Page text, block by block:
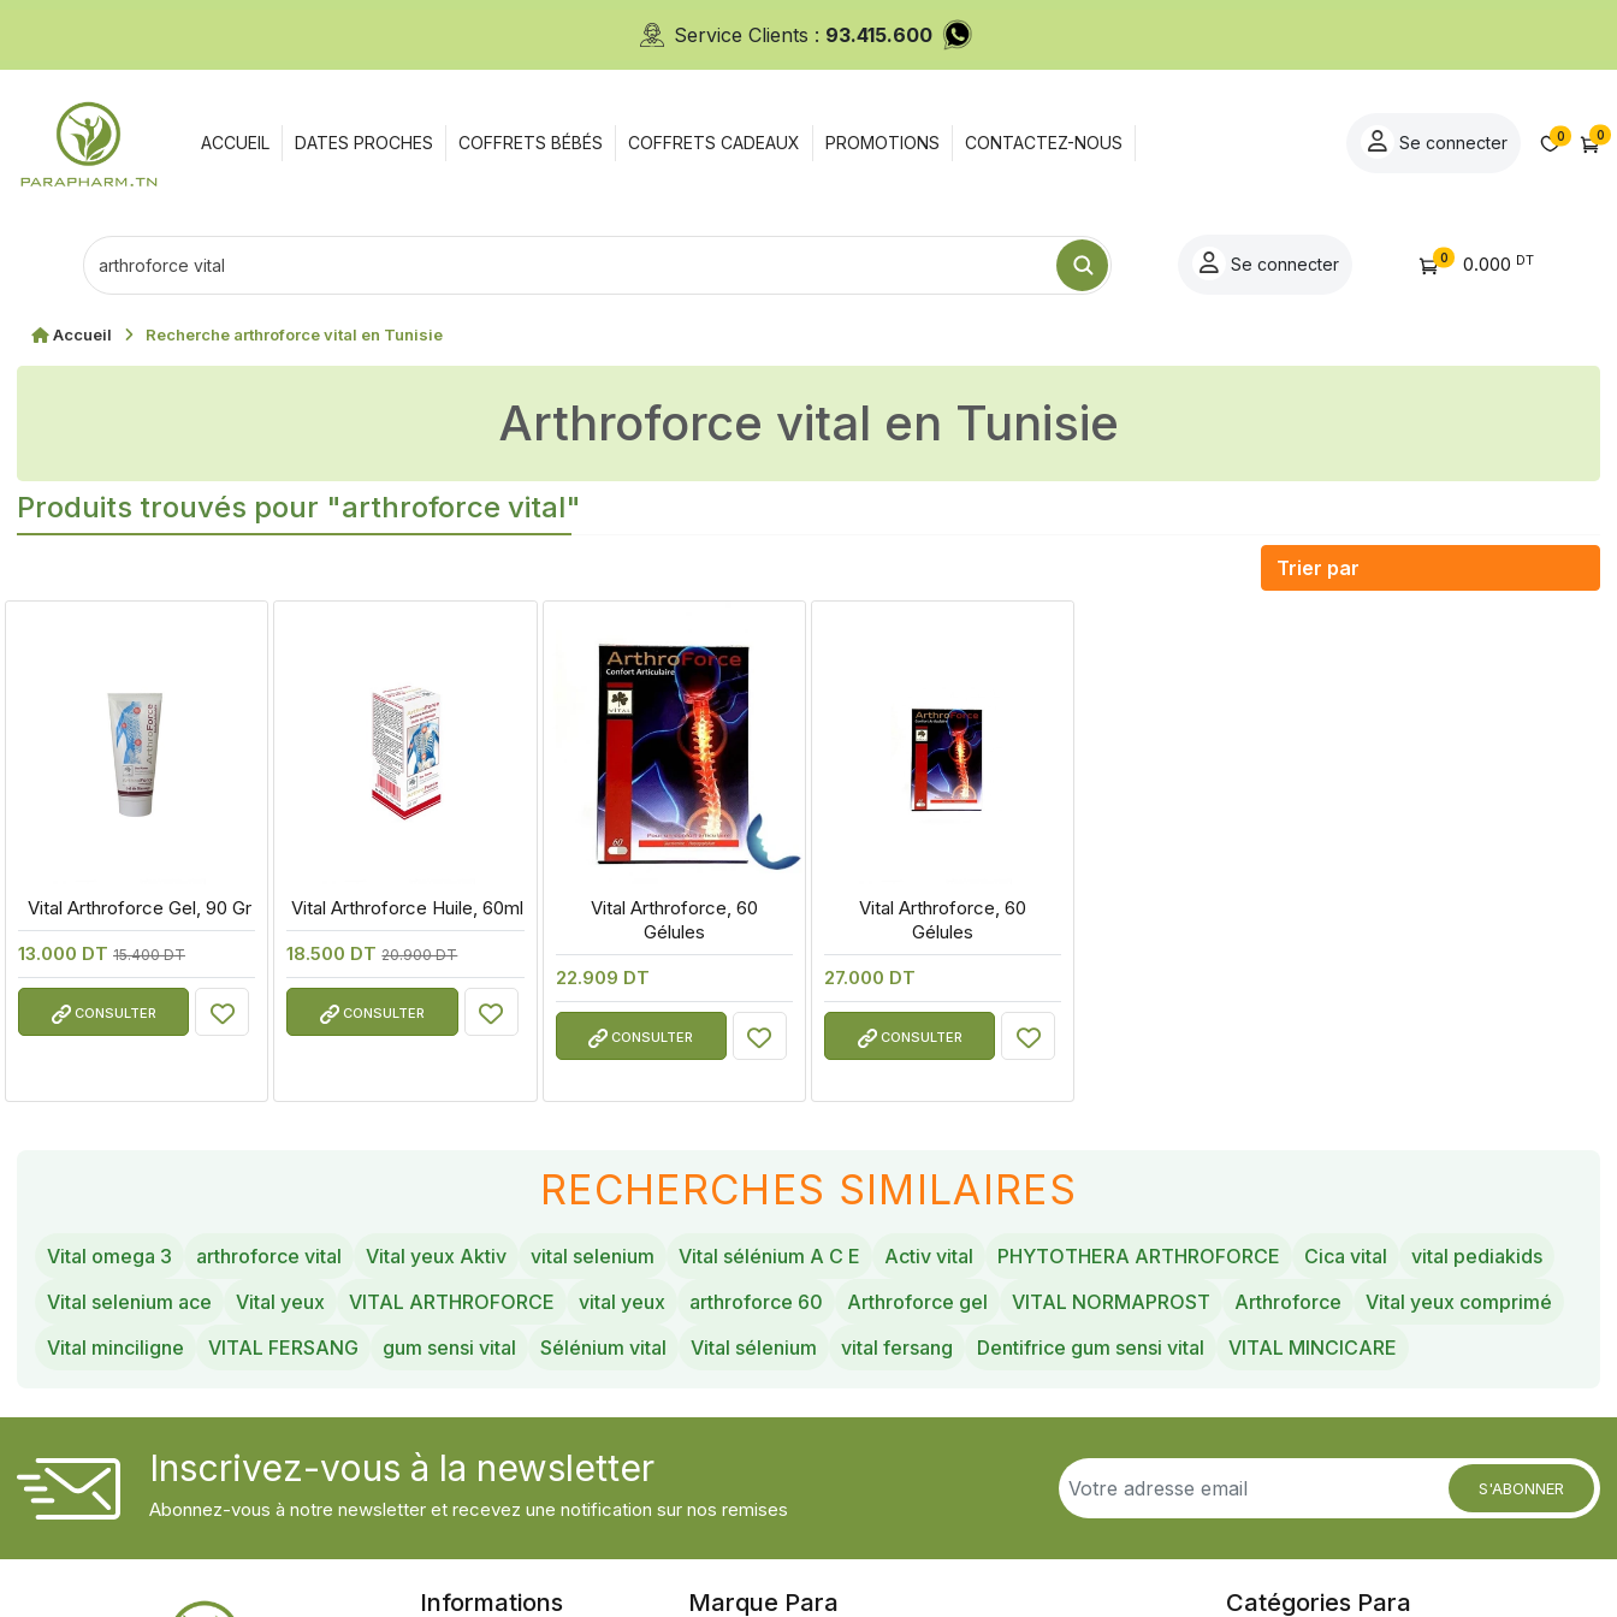
Service Clients : 93.415.600
ACCUEIL DATES PROCHES COFFRETS BÉBÉS COFFRETS CADEAUX PROMOTIONS CONTACTEZ-NOUS Se connecter 0 0
Se connecter 0 0.000 DT
Accueil Recherche arthroforce vital en Tunisie
arthroforce vital en Tunisie
Produits trouvés pour "arthroforce vital"
Vital Arthroforce Gel, 90 Gr
13.000 DT 15.400 DT
CONSULTER
Vital Arthroforce Huile, 60ml
18.500 DT20.900 DT
CONSULTER
Vital Arthroforce, 60
Gélules
22.909 DT
CONSULTER
Vital Arthroforce, 60
Gélules
27.000 DT
CONSULTER
RECHERCHES SIMILAIRES
Vital omega 3 arthroforce vital Vital yeux Aktiv vital selenium Vital sélénium A C E Activ vital PHYTOTHERA ARTHROFORCE Cica vital
vital pediakids
Vital selenium ace
Vital yeux VITAL ARTHROFORCE vital yeux arthroforce 60 Arthroforce gel VITAL NORMAPROST Arthroforce
Vital yeux comprimé
Vital minciligne
VITAL FERSANG gum sensi vital Sélénium vital Vital sélenium vital fersang Dentifrice gum sensi vital VITAL MINCICARE
Inscrivez-vous à la newsletter
Abonnez-vous à notre newsletter et recevez une notification sur nos remises
S'ABONNER
Informations Marque Para Catégories Para